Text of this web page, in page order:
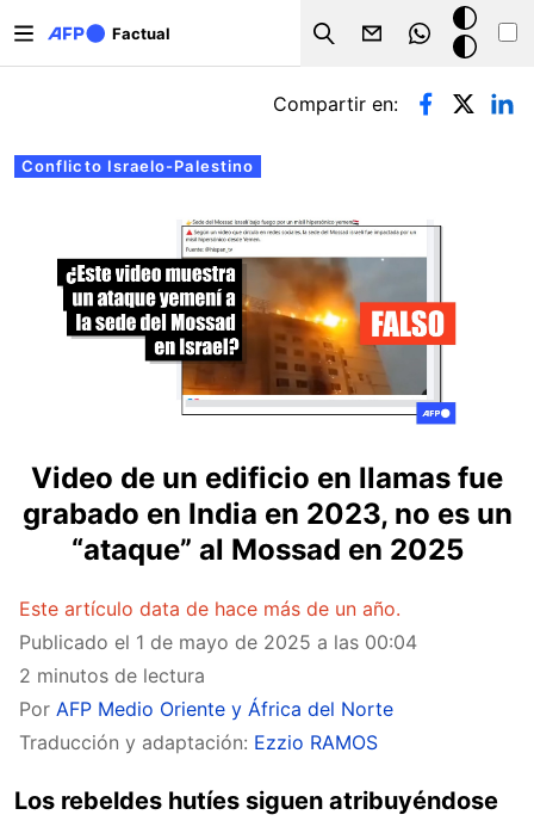
Factual
Search
Modo
oscuro
Solapas principales
Conflicto Israelo-Palestino
Compartir en:
Video de un edificio en llamas fue
grabado en India en 2023, no es un
“ataque” al Mossad en 2025
Este artículo data de hace más de un año.
Publicado el 1 de mayo de 2025 a las 00:04
2 minutos de lectura
Por AFP Medio Oriente y África del Norte
Traducción y adaptación: Ezzio RAMOS
Los rebeldes hutíes siguen atribuyéndose